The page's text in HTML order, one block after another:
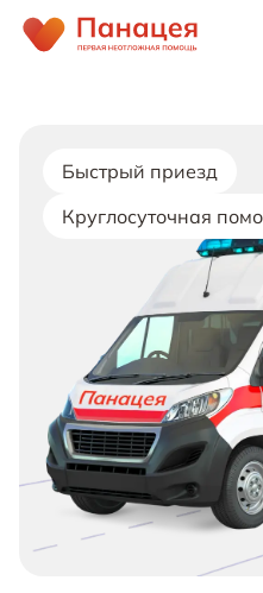
Быстрый приезд
Круглосуточная